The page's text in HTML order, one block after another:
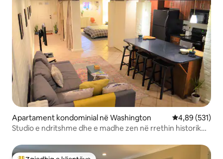
Apartament kondominial në Washington Vlerësimi
4,89 (531)
Studio e ndritshme dhe e madhe zen në rrethin historik